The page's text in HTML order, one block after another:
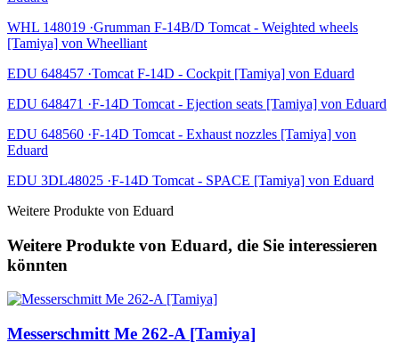
WHL 148019 ·Grumman F-14B/D Tomcat - Weighted wheels
[Tamiya] von Wheelliant
EDU 648457 ·Tomcat F-14D - Cockpit [Tamiya] von Eduard
EDU 648471 ·F-14D Tomcat - Ejection seats [Tamiya] von Eduard
EDU 648560 ·F-14D Tomcat - Exhaust nozzles [Tamiya] von
Eduard
EDU 3DL48025 ·F-14D Tomcat - SPACE [Tamiya] von Eduard
Weitere Produkte von Eduard
Weitere Produkte von Eduard, die Sie interessieren
könnten
Messerschmitt Me 262-A [Tamiya]